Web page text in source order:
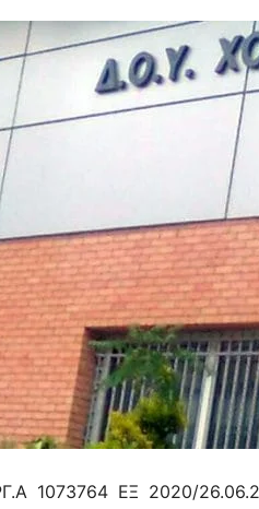
1073764 ΕΞ 2020/